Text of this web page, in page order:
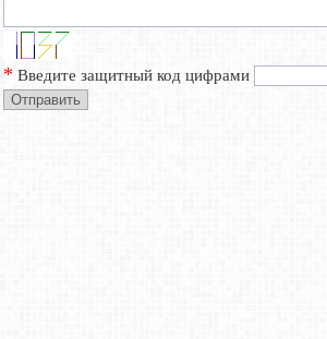
* Введите защитный код цифрами